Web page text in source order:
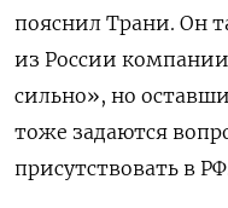
пояснил Трани. Он
из России
сильно», но
тоже задаются
присутствовать в